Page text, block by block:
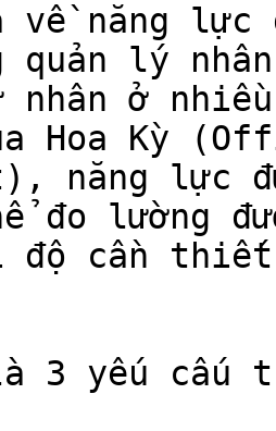
về năng lực
quản lý
nhân ở
Hoa Kỳ
năng
đo lường
độ cần thiết
3 yếu cấu